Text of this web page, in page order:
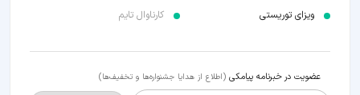
ویزای توریستی
کارناوال تایم
عضویت در خبرنامه پیامکی (اطلاع از هدایا جشنواره‌ها و تخفیف‌ها)